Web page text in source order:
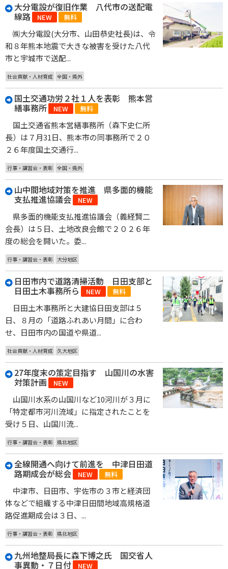
大分電設が復旧作業 八代市の送配電
線路 NEW 無料
㈱大分電設(大分市、山田恭史社長)は、令
和８年熊本地震で大きな被害を受けた八代
市と宇城市で送配...
社会貢献・人材育成 全国・県外
国土交通功労２社１人を表彰 熊本営
繕事務所 NEW 無料
国土交通省熊本営繕事務所（森下史仁所
長）は７月31日、熊本市の同事務所で２０
２６年度国土交通行...
行事・講習会・表彰 全国・県外
山中間地域対策を推進 県多面的機能
支払推進協議会 NEW
県多面的機能支払推進協議会（義経賢二
会長）は５日、土地改良会館で２０２６年
度の総会を開いた。委...
行事・講習会・表彰 大分地区
日田市内で道路清掃活動 日田支部と
日田土木事務所ら NEW 無料
日田土木事務所と大建協日田支部は５
日、８月の「道路ふれあい月間」に合わ
せ、日田市内の国道や県道...
社会貢献・人材育成 久大地区
27年度末の策定目指す 山国川の水害
対策計画 NEW
山国川水系の山国川など10河川が３月に
「特定都市河川流域」に指定されたことを
受け５日、山国川流...
行事・講習会・表彰 県北地区
全線開通へ向けて前進を 中津日田道
路期成会が総会 NEW 無料
中津市、日田市、宇佐市の３市と経済団
体などで組織する中津日田間地域高規格道
路促進期成会は３日、...
行事・講習会・表彰 県北地区
九州地整局長に森下博之氏 国交省人
事異動・７日付 NEW